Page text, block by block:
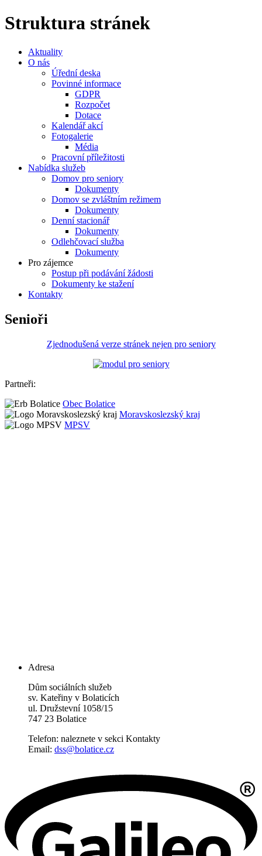
Struktura stránek
Aktuality
O nás
Úřední deska
Povinné informace
GDPR
Rozpočet
Dotace
Kalendář akcí
Fotogalerie
Média
Pracovní příležitosti
Nabídka služeb
Domov pro seniory
Dokumenty
Domov se zvláštním režimem
Dokumenty
Denní stacionář
Dokumenty
Odlehčovací služba
Dokumenty
Pro zájemce
Postup při podávání žádosti
Dokumenty ke stažení
Kontakty
Senioři
Zjednodušená verze stránek nejen pro seniory
Partneři:
Obec Bolatice
Moravskoslezský kraj
MPSV
Adresa
Dům sociálních služeb
sv. Kateřiny v Bolaticích
ul. Družstevní 1058/15
747 23 Bolatice
Telefon: naleznete v sekci Kontakty
Email: dss@bolatice.cz